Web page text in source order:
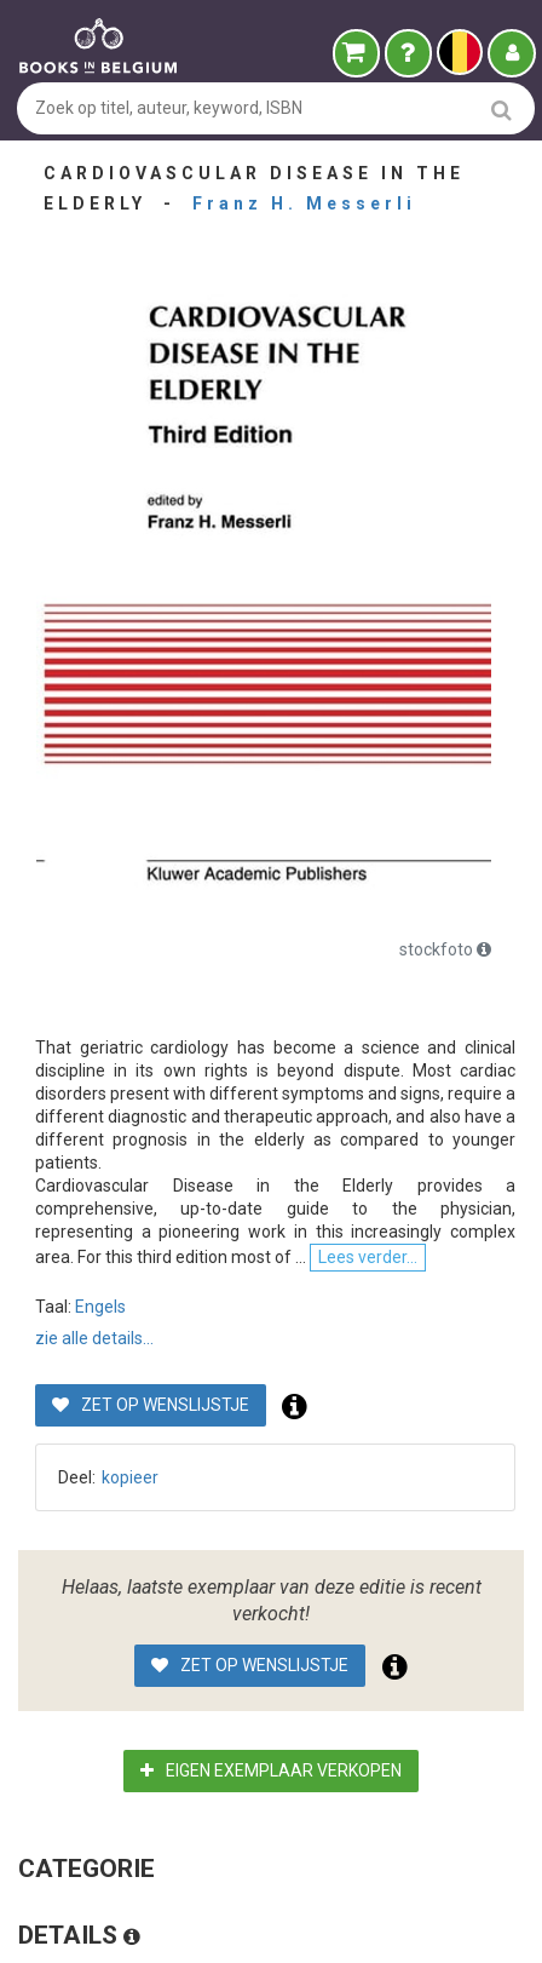
CARDIOVASCULAR DISEASE IN THE
ELDERLY -
Franz H. Messerli
stockfoto
That geriatric cardiology has become a science and clinical
discipline in its own rights is beyond dispute. Most cardiac
disorders present with different symptoms and signs, require a
different diagnostic and therapeutic approach, and also have a
different prognosis in the elderly as compared to younger
patients.
Cardiovascular Disease in the Elderly provides a
comprehensive, up-to-date guide to the physician,
representing a pioneering work in this increasingly complex
area. For this third edition most of ...
Lees verder...
Taal: Engels
zie alle details...
ZET OP WENSLIJSTJE
Deel: kopieer
Helaas, laatste exemplaar van deze editie is recent
verkocht!
ZET OP WENSLIJSTJE
EIGEN EXEMPLAAR VERKOPEN
CATEGORIE
DETAILS